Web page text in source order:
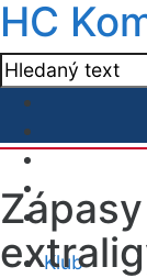
HC
Klub